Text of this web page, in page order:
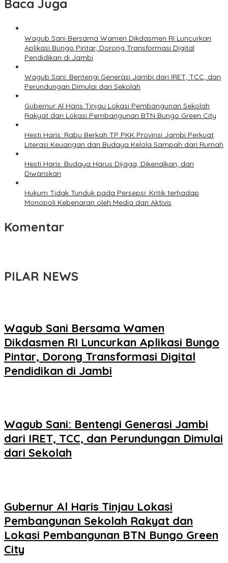
Baca Juga
Wagub Sani Bersama Wamen Dikdasmen RI Luncurkan
Aplikasi Bungo Pintar, Dorong Transformasi Digital
Pendidikan di Jambi
Wagub Sani: Bentengi Generasi Jambi dari IRET, TCC, dan
Perundungan Dimulai dari Sekolah
Gubernur Al Haris Tinjau Lokasi Pembangunan Sekolah
Rakyat dan Lokasi Pembangunan BTN Bungo Green City
Hesti Haris: Rabu Berkah TP PKK Provinsi Jambi Perkuat
Literasi Keuangan dan Budaya Kelola Sampah dari Rumah
Hesti Haris: Budaya Harus Dijaga, Dikenalkan, dan
Diwariskan
Hukum Tidak Tunduk pada Persepsi: Kritik terhadap
Monopoli Kebenaran oleh Media dan Aktivis
Komentar
PILAR NEWS
Wagub Sani Bersama Wamen
Dikdasmen RI Luncurkan Aplikasi Bungo
Pintar, Dorong Transformasi Digital
Pendidikan di Jambi
Wagub Sani: Bentengi Generasi Jambi
dari IRET, TCC, dan Perundungan Dimulai
dari Sekolah
Gubernur Al Haris Tinjau Lokasi
Pembangunan Sekolah Rakyat dan
Lokasi Pembangunan BTN Bungo Green
City